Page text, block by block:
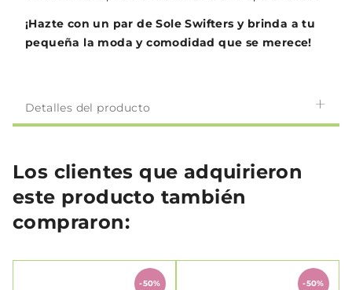
¡Hazte con un par de Sole Swifters y brinda a tu
pequeña la moda y comodidad que se merece!
Detalles del producto
Los clientes que adquirieron
este producto también
compraron:
-50% -50%